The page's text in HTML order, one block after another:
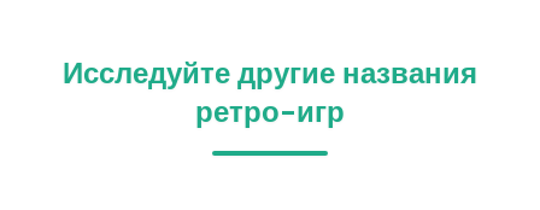
Исследуйте другие названия
ретро-игр